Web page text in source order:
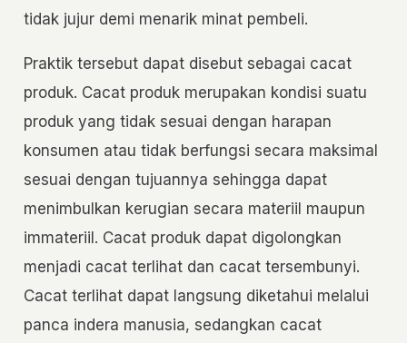
tidak jujur demi menarik minat pembeli.
Praktik tersebut dapat disebut sebagai cacat
produk. Cacat produk merupakan kondisi suatu
produk yang tidak sesuai dengan harapan
konsumen atau tidak berfungsi secara maksimal
sesuai dengan tujuannya sehingga dapat
menimbulkan kerugian secara materiil maupun
immateriil. Cacat produk dapat digolongkan
menjadi cacat terlihat dan cacat tersembunyi.
Cacat terlihat dapat langsung diketahui melalui
panca indera manusia, sedangkan cacat